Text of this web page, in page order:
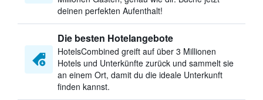
deinen perfekten Aufenthalt!
Die besten Hotelangebote
HotelsCombined greift auf über 3 Millionen
Hotels und Unterkünfte zurück und sammelt sie
an einem Ort, damit du die ideale Unterkunft
finden kannst.